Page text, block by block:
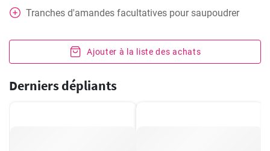
Tranches d'amandes facultatives pour saupoudrer
Ajouter à la liste des achats
Derniers dépliants